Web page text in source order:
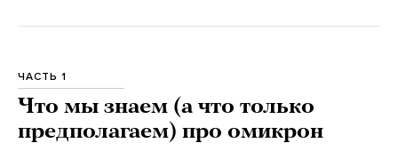
ЧАСТЬ 1
Что мы знаем (а что только
предполагаем) про омикрон